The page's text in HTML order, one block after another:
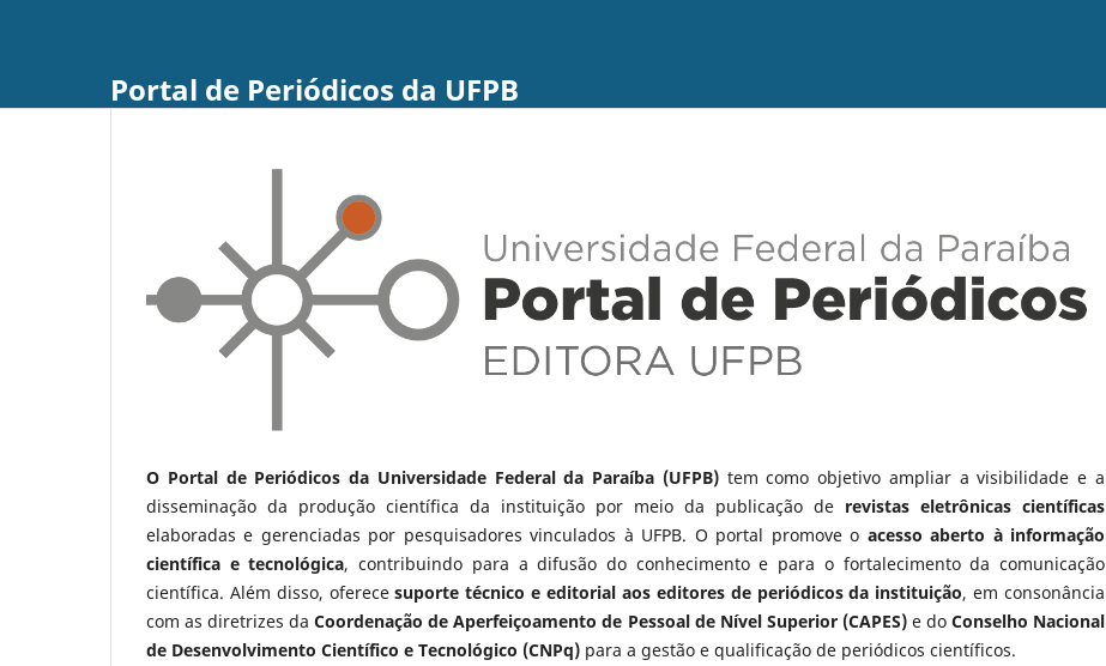
Portal de Periódicos da UFPB
O Portal de Periódicos da Universidade Federal da Paraíba (UFPB)tem como objetivo ampliar a visibilidade e a
disseminação da produção científica da instituição por meio da publicação de revistas eletrônicas científicas
elaboradas e gerenciadas por pesquisadores vinculados à UFPB. O portal promove o acesso aberto à informação
científica e tecnológica, contribuindo para a difusão do conhecimento e para o fortalecimento da comunicação
científica. Além disso, oferecesuporte técnico e editorial aos editores de periódicos da instituição, em consonância
com as diretrizes daCoordenação de Aperfeiçoamento de Pessoal de Nível Superior (CAPES)e do Conselho Nacional
de Desenvolvimento Científico e Tecnológico (CNPq) para a gestão e qualificação de periódicos científicos.